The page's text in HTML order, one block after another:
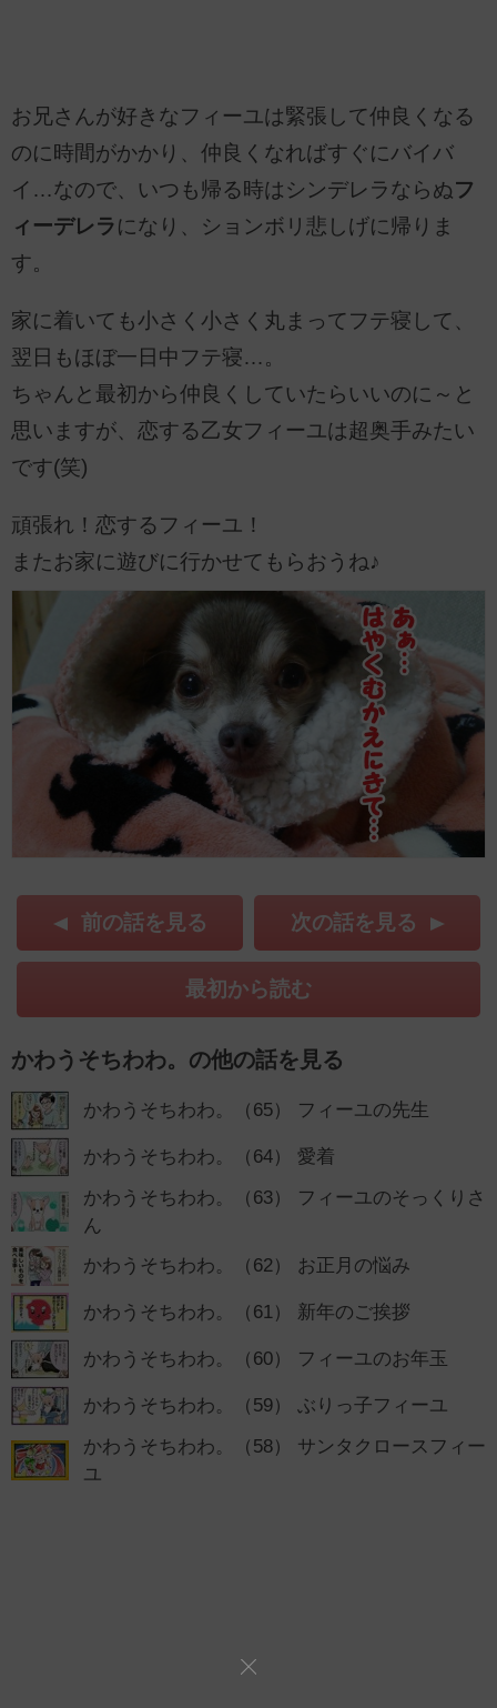
お兄さんが好きなフィーユは緊張して仲良くなる
のに時間がかかり、仲良くなればすぐにバイバ
イ…なので、いつも帰る時はシンデレラならぬフ
ィーデレラになり、ションボリ悲しげに帰りま
す。
家に着いても小さく小さく丸まってフテ寝して、
翌日もほぼ一日中フテ寝…。
ちゃんと最初から仲良くしていたらいいのに～と
思いますが、恋する乙女フィーユは超奥手みたい
です(笑)
頑張れ！恋するフィーユ！
またお家に遊びに行かせてもらおうね♪
前の話を見る 次の話を見る
最初から読む
かわうそちわわ。の他の話を見る
かわうそちわわ。（65） フィーユの先生
かわうそちわわ。（64） 愛着
かわうそちわわ。（63） フィーユのそっくりさ
ん
かわうそちわわ。（62） お正月の悩み
かわうそちわわ。（61） 新年のご挨拶
かわうそちわわ。（60） フィーユのお年玉
かわうそちわわ。（59） ぶりっ子フィーユ
かわうそちわわ。（58） サンタクロースフィー
ユ